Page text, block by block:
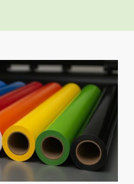
Las Trojes León,